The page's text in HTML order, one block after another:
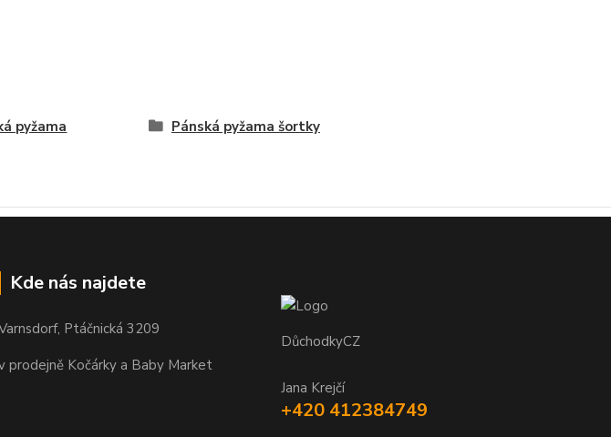
pyžama Pánská pyžama šortky
Kde nás najdete
Ptáčnická 3209
prodejně Kočárky a Baby Market
DůchodkyCZ
Jana Krejčí
+420 412384749